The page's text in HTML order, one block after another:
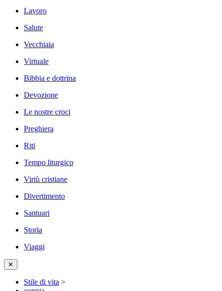
Lavoro
Salute
Vecchiaia
Virtuale
Bibbia e dottrina
Devozione
Le nostre croci
Preghiera
Riti
Tempo liturgico
Virtù cristiane
Divertimento
Santuari
Storia
Viaggi
✕
Stile di vita >